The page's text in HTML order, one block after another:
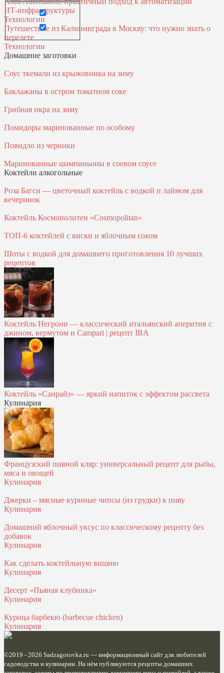
ИТ‑инфраструктуры
Технологии
Путешествие из Калининграда в Москву: что нужно знать о
перелете
Технологии
Домашние заготовки
Соус ткемали из крыжовника на зиму
Баклажаны в остром томатном соке
Грибная икра на зиму
Помидоры маринованные по особому
Повидло из черники
Маринованные шампиньоны в соевом соусе
Коктейли алкогольные
Роза Багси — цветочный коктейль с водкой и лаймом для
вечеринок
Коктейль Космополитен «Cosmopolitan»
ТОП-6 коктейлей с виски и яблочным соком
Шоты с водкой для домашнего приготовления 10 лучших
рецептов
Коктейль Негрони — классический итальянский аперитив с
джином, вермутом и Campari | рецепт IBA
Коктейль «Санрайз» — яркий напиток с эффектом рассвета
Кулинария
Французский пивной кляр: универсальный рецепт для рыбы,
мяса и овощей
Кулинария
Джерки – мясные куриные чипсы (из грудки) к пиву
Кулинария
Домашний яблочный уксус по классическому рецепту без
добавок
Кулинария
Как сделать коктейльную вишню
Кулинария
Десерт «Пьяная клубника»
Кулинария
Курица барбекю (barbecue chicken)
Кулинария
©2019 - 2026 Sadzagotovka.ru — информационный сайт для любителей
садоводства и кулинарии. На нём публикуются рецепты домашних